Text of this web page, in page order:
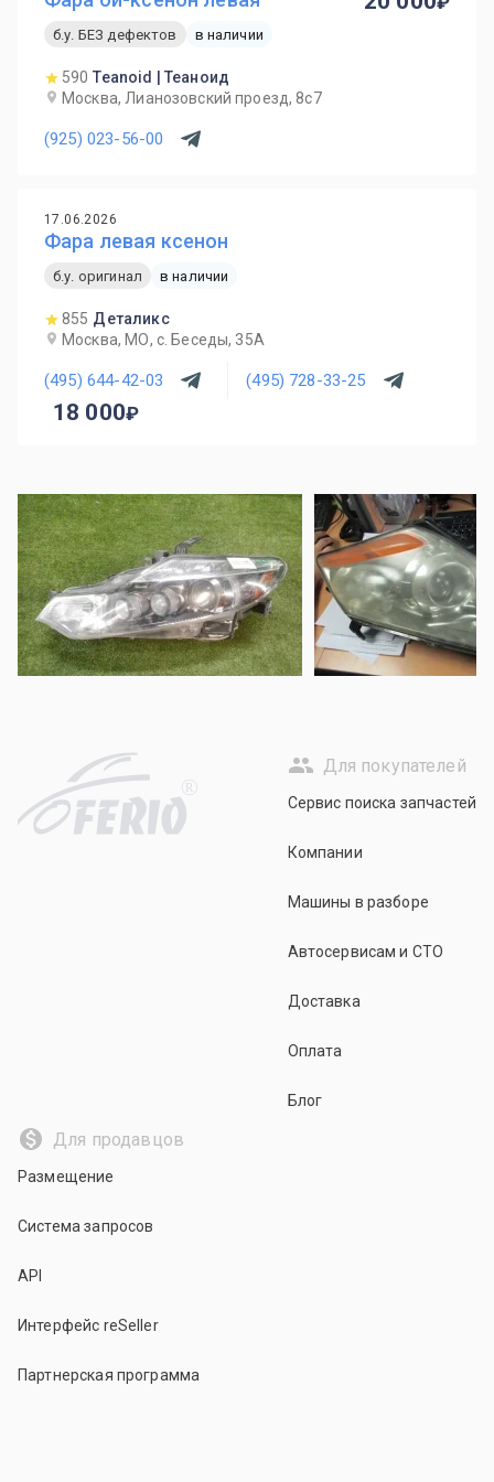
б.у. БЕЗ дефектов в наличии
590 Teanoid | Теаноид
Москва, Лианозовский проезд, 8с7
(925) 023-56-00
17.06.2026
Фара левая ксенон
б.у. оригинал в наличии
855 Деталикс
Москва, МО, с. Беседы, 35А
(495) 644-42-03 (495) 728-33-25
18 000
R
Для покупателей
Сервис поиска запчастей
Компании
Машины в разборе
Автосервисам и СТО
Доставка
Оплата
Блог
Для продавцов
Размещение
Система запросов
API
Интерфейс reSeller
Партнерская программа